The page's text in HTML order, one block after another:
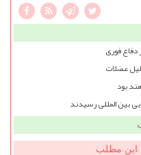
دفاع فوری
عضلات
بود
این مطلب